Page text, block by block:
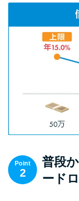
Point
2
普段
ード